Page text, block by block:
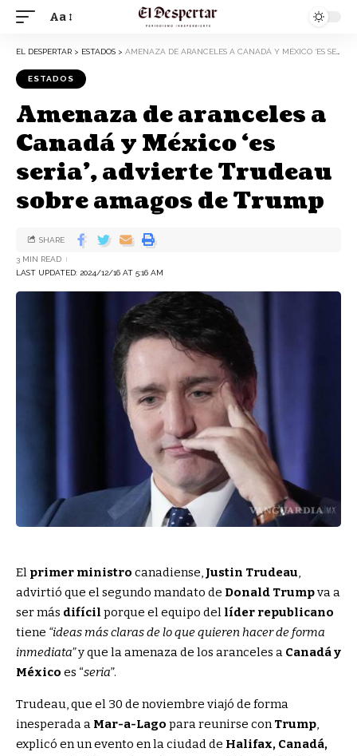
Aa
EL DESPERTAR > ESTADOS > AMENAZA DE ARANCELES A CANADÁ Y MÉXICO ‘ES SERIA’, ADVIERTE TRUDEAU SOBRE AMAGOS DE TRUMP
ESTADOS
Amenaza de aranceles a
Canadá y México ‘es
seria’, advierte Trudeau
sobre amagos de Trump
LAST UPDATED: 2024/12/16 AT 5:16 AM
3 MIN READ
SHARE
El primer ministro canadiense, Justin Trudeau,
advirtió que el segundo mandato de Donald Trumpva a
ser más difícil porque el equipo del líder republicano
tiene “ideas más claras de lo que quieren hacer de forma
inmediata”y que la amenaza de los aranceles a Canadá y
México es “seria”.
Trudeau, que el 30 de noviembre viajó de forma
inesperada a Mar-a-Lago para reunirse conTrump,
explicó en un evento en la ciudad de Halifax, Canadá,